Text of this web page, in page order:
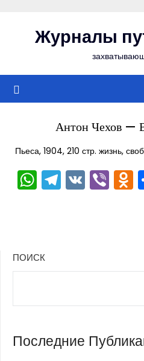
содержимомуЖурналы
Антон Чехов —
Пьеса, 1904, 210 стр. жизнь,
WhatsApp
VK
ПОИСК
Последние